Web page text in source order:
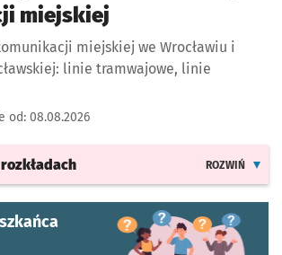
miejskiej
miejskiej we Wrocławiu i
linie tramwajowe, linie
od: 08.08.2026
ROZWIŃ